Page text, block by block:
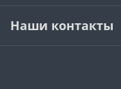
Наши контакты